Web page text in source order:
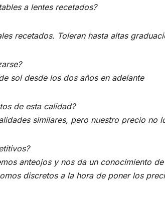
a lentes recetados?
recetados. Toleran hasta altas
sol desde los dos años en adelante
de esta calidad?
similares, pero nuestro precio no
anteojos y nos da un conocimiento
discretos a la hora de poner los